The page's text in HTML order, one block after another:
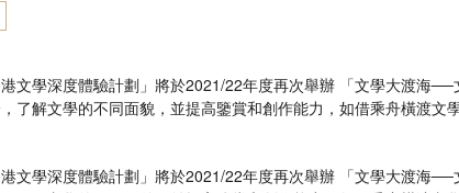
文學大渡海──文學讀寫工作坊2017/18
文學景點考察2016/17
文學深度體驗計劃」將於2021/22年度再次舉辦 「文學大渡海
了解文學的不同面貌，並提高鑒賞和創作能力，如借乘舟橫渡文
文學深度體驗計劃」將於2021/22年度再次舉辦 「文學大渡海